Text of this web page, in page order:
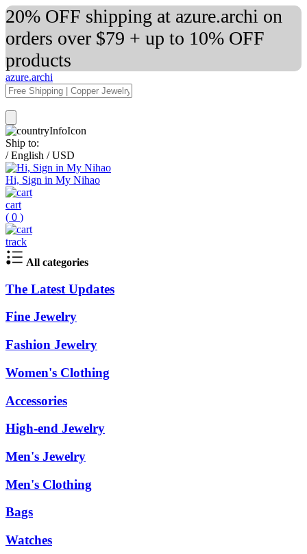
20% OFF shipping at azure.archi on
orders over $79 + up to 10% OFF
products
azure.archi
Ship to:
/ English / USD
Hi, Sign in My Nihao
cart
( 0 )
track
All categories
The Latest Updates
Fine Jewelry
Fashion Jewelry
Women's Clothing
Accessories
High-end Jewelry
Men's Jewelry
Men's Clothing
Bags
Watches